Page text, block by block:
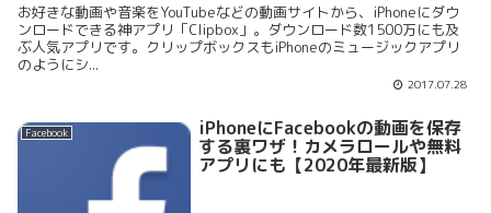
お好きな動画や音楽をYouTubeなどの動画サイトから、iPhoneにダウ
ンロードできる神アプリ「Clipbox」。ダウンロード数1500万にも及
ぶ人気アプリです。クリップボックスもiPhoneのミュージックアプリ
のようにシ...
2017.07.28
Facebook iPhoneにFacebookの動画を保存
する裏ワザ！カメラロールや無料
アプリにも【2020年最新版】